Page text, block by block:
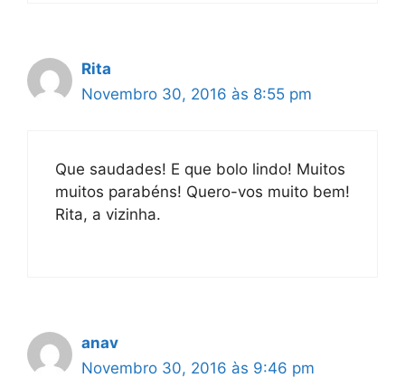
Rita
Novembro 30, 2016 às 8:55 pm
Que saudades! E que bolo lindo! Muitos
muitos parabéns! Quero-vos muito bem!
Rita, a vizinha.
anav
Novembro 30, 2016 às 9:46 pm